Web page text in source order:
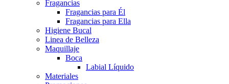
Fragancias
Fragancias para Él
Fragancias para Ella
Higiene Bucal
Linea de Belleza
Maquillaje
Boca
Labial Líquido
Materiales